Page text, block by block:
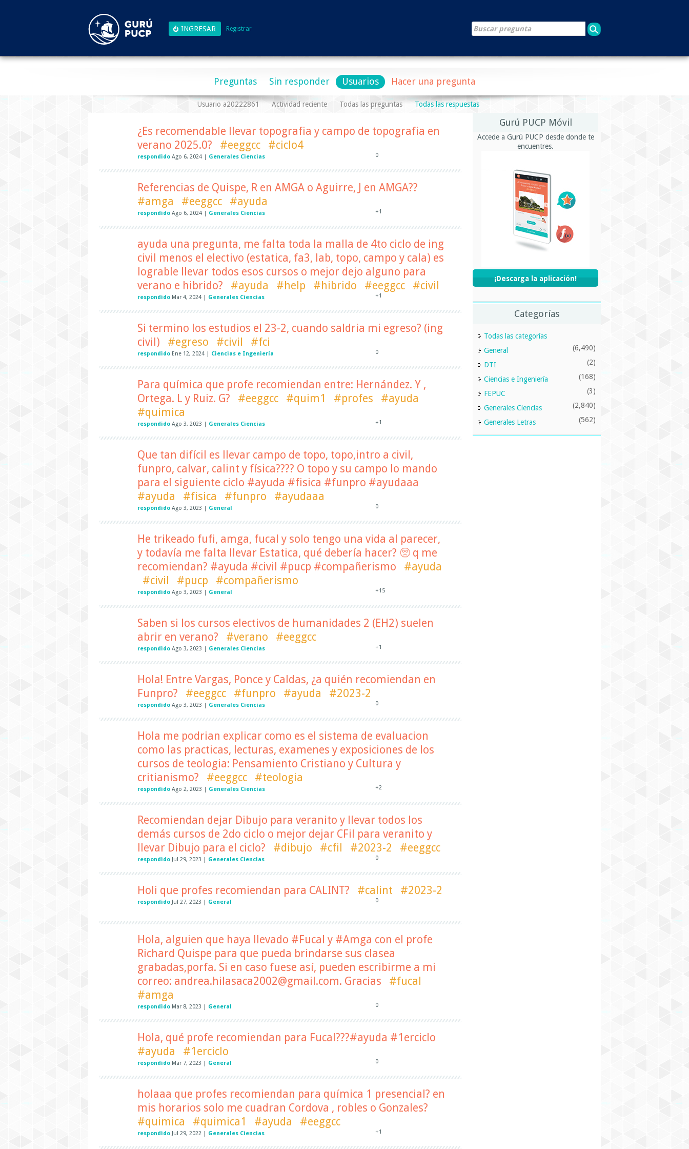
Registrar
Preguntas Sin responder Usuarios Hacer una pregunta
Usuario a20222861 Actividad reciente Todas las preguntas Todas las respuestas
¿Es recomendable llevar topografia y campo de topografia en
verano 2025.0?
#eeggcc #ciclo4
respondido Ago 6, 2024 Generales Ciencias 0
Referencias de Quispe, R en AMGA o Aguirre, J en AMGA??
#amga
#eeggcc #ayuda
respondido Ago 6, 2024 Generales Ciencias +1
ayuda una pregunta, me falta toda la malla de 4to ciclo de ing
civil menos el electivo (estatica, fa3, lab, topo, campo y cala) es
lograble llevar todos esos cursos o mejor dejo alguno para
verano e hibrido?
#ayuda #help #hibrido #eeggcc #civil
respondido Mar 4, 2024 Generales Ciencias +1
Si termino los estudios el 23-2, cuando saldria mi egreso? (ing
civil)
#egreso #civil #fci
respondido Ene 12, 2024 Ciencias e Ingeniería 0
Para química que profe recomiendan entre: Hernández. Y ,
Ortega. L y Ruiz. G?
#eeggcc #quim1 #profes
#ayuda
#quimica
respondido Ago 3, 2023 Generales Ciencias +1
Que tan difícil es llevar campo de topo, topo,intro a civil,
funpro, calvar, calint y física???? O topo y su campo lo mando
para el siguiente ciclo #ayuda #fisica #funpro #ayudaaa
#ayuda
#fisica #funpro #ayudaaa
respondido Ago 3, 2023 General 0
He trikeado fufi, amga, fucal y solo tengo una vida al parecer,
y todavía me falta llevar Estatica, qué debería hacer? 🥺 q me
recomiendan? #ayuda #civil #pucp #compañerismo
#ayuda
#civil
#pucp #compañerismo
respondido Ago 3, 2023 General +15
Saben si los cursos electivos de humanidades 2 (EH2) suelen
abrir en verano?
#verano #eeggcc
respondido Ago 3, 2023 Generales Ciencias +1
Hola! Entre Vargas, Ponce y Caldas, ¿a quién recomiendan en
Funpro?
#eeggcc #funpro #ayuda #2023-2
respondido Ago 3, 2023 Generales Ciencias 0
Hola me podrian explicar como es el sistema de evaluacion
como las practicas, lecturas, examenes y exposiciones de los
cursos de teologia: Pensamiento Cristiano y Cultura y
critianismo?
#eeggcc #teologia
respondido Ago 2, 2023 Generales Ciencias +2
Recomiendan dejar Dibujo para veranito y llevar todos los
demás cursos de 2do ciclo o mejor dejar CFil para veranito y
llevar Dibujo para el ciclo?
#dibujo #cfil #2023-2 #eeggcc
respondido Jul 29, 2023 Generales Ciencias 0
Holi que profes recomiendan para CALINT? #calint #2023-2
respondido Jul 27, 2023 General 0
Hola, alguien que haya llevado #Fucal y #Amga con el profe
Richard Quispe para que pueda brindarse sus clasea
grabadas,porfa. Si en caso fuese así, pueden escribirme a mi
correo: andrea.hilasaca2002@gmail.com. Gracias
#fucal
#amga
respondido Mar 8, 2023 General 0
Hola, qué profe recomiendan para Fucal???#ayuda #1erciclo
#ayuda
#1erciclo
respondido Mar 7, 2023 General 0
holaaa que profes recomiendan para química 1 presencial? en
mis horarios solo me cuadran Cordova , robles o Gonzales?
#quimica
#quimica1 #ayuda #eeggcc
respondido Jul 29, 2022 Generales Ciencias +1
Gurú PUCP Móvil
Accede a Gurú PUCP desde donde te
encuentres.
¡Descarga la aplicación!
Categorías
Todas las categorías
General
(6,490)
DTI (2)
Ciencias e Ingeniería (168)
FEPUC (3)
Generales Ciencias (2,840)
Generales Letras (562)